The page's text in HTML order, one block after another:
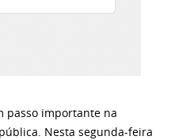
passo importante na
Nesta segunda-feira